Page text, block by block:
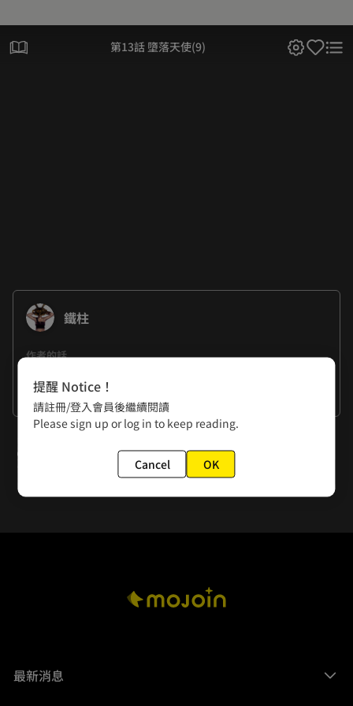
第13話 墮落天使(9)
鐵柱
作者的話
在設定太子的武器時，就決定將五寶設定成有神靈在其中。這
樣在戰鬥狀態下可以有很多發揮空間。這次鐵輝在菜市場和蔭
屍有精彩的地面和空中纏鬥！請大家好好地欣賞~
看更多
第14話 墮落天使(10)
最新消息
提醒 Notice！
請註冊/登入會員後繼續閱讀
Please sign up or log in to keep reading.
Cancel OK